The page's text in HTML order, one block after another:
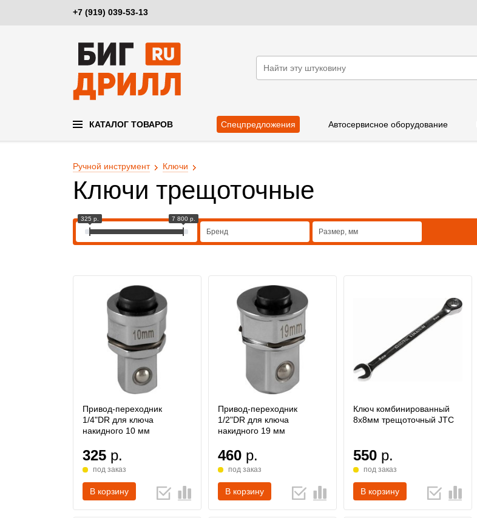
+7 (919) 039-53-13
КАТАЛОГ ТОВАРОВ Спецпредложения Автосервисное оборудование
Ручной инструмент Ключи
Ключи трещоточные
325 р. 7 800 р.
Бренд Размер, мм
Привод-переходник
1/4"DR для ключа
накидного 10 мм
325 р.
под заказ
В корзину
Привод-переходник
1/2"DR для ключа
накидного 19 мм
460 р.
под заказ
В корзину
Ключ комбинированный
8х8мм трещоточный JTC
550 р.
под заказ
В корзину